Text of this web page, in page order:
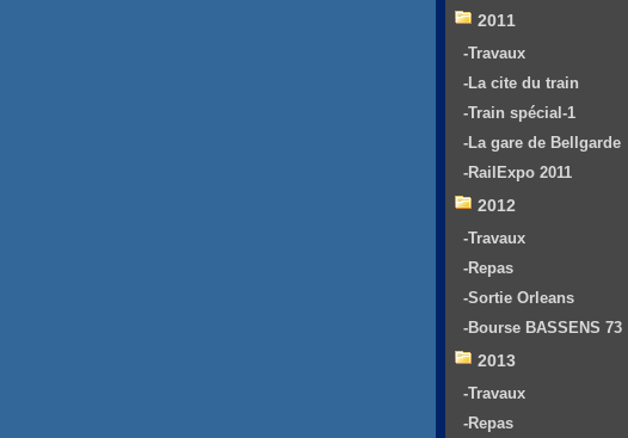
2011
-Travaux
-La cite du train
-Train spécial-1
-La gare de Bellgarde
-RailExpo 2011
2012
-Travaux
-Repas
-Sortie Orleans
-Bourse BASSENS 73
2013
-Travaux
-Repas